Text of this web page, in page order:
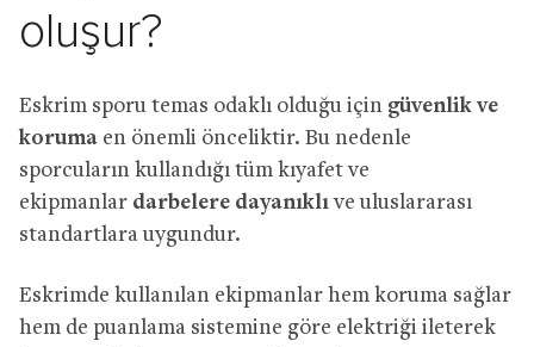
oluşur?
Eskrim sporu temas odaklı olduğu için güvenlik ve
koruma en önemli önceliktir. Bu nedenle
sporcuların kullandığı tüm kıyafet ve
ekipmanlar darbelere dayanıklıve uluslararası
standartlara uygundur.
Eskrimde kullanılan ekipmanlar hem koruma sağlar
hem de puanlama sistemine göre elektriği ileterek